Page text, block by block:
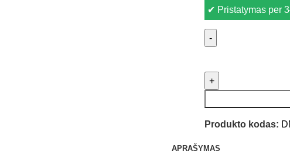
✔ Pristatymas per
Produkto kodas:
APRAŠYMAS